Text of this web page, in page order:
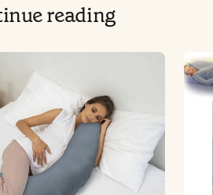
reading